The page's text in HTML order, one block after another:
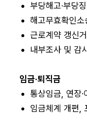
부당해고·부당
해고무효확인
근로계약 갱신
내부조사 및 감
임금·퇴직금
통상임금, 연장
임금체계 개편,